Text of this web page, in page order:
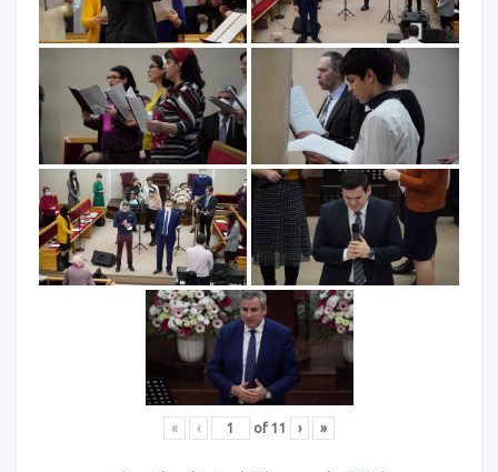
« ‹ of 11 › »